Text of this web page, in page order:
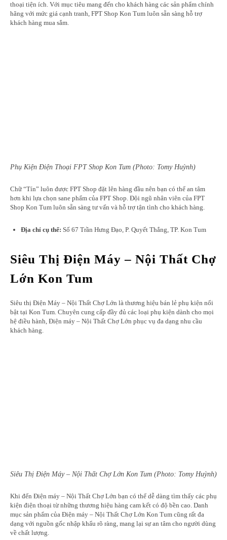
thoại tiện ích. Với mục tiêu mang đến cho khách hàng các sản phẩm chính
hãng với mức giá cạnh tranh, FPT Shop Kon Tum luôn sẵn sàng hỗ trợ
khách hàng mua sắm.
Phụ Kiện Điện Thoại FPT Shop Kon Tum (Photo: Tomy Huỳnh)
Chữ “Tín” luôn được FPT Shop đặt lên hàng đầu nên bạn có thể an tâm
hơn khi lựa chọn sane phẩm của FPT Shop. Đội ngũ nhân viên của FPT
Shop Kon Tum luôn sẵn sàng tư vấn và hỗ trợ tận tình cho khách hàng.
Địa chỉ cụ thể: Số 67 Trần Hưng Đạo, P. Quyết Thắng, TP. Kon Tum
Siêu Thị Điện Máy – Nội Thất Chợ
Lớn Kon Tum
Siêu thị Điện Máy – Nội Thất Chợ Lớn là thương hiệu bán lẻ phụ kiện nổi
bật tại Kon Tum. Chuyên cung cấp đầy đủ các loại phụ kiện dành cho mọi
hệ điều hành, Điện máy – Nội Thất Chợ Lớn phục vụ đa dạng nhu cầu
khách hàng.
Siêu Thị Điện Máy – Nội Thất Chợ Lớn Kon Tum (Photo: Tomy Huỳnh)
Khi đến Điện máy – Nội Thất Chợ Lớn bạn có thể dễ dàng tìm thấy các phụ
kiện điện thoại từ những thương hiệu hàng cam kết có độ bền cao. Danh
mục sản phẩm của Điện máy – Nội Thất Chợ Lớn Kon Tum cũng rất đa
dạng với nguồn gốc nhập khẩu rõ ràng, mang lại sự an tâm cho người dùng
về chất lượng.